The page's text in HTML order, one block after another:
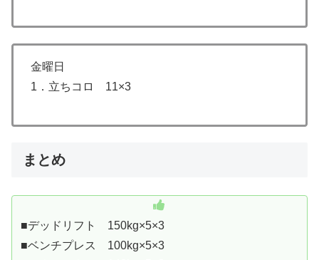
金曜日
1．立ちコロ 11×3
まとめ
■デッドリフト 150kg×5×3
■ベンチプレス 100kg×5×3